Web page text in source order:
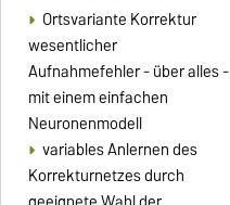
Ortsvariante Korrektur
wesentlicher
Aufnahmefehler - über alles -
mit einem einfachen
Neuronenmodell
variables Anlernen des
Korrekturnetzes durch